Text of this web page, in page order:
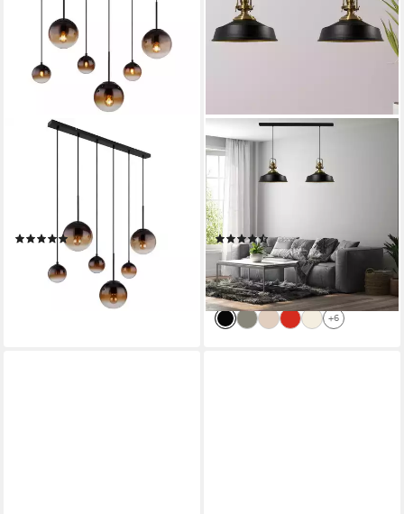
GLOBO LIGHTING
Hängeleuchte, Leuchtmittel
Wohnzimmerleuchte Glas
rauchfarben 6 Flammig H
117cm
(6)
lieferbar - in 3-4 Werktagen bei dir
BAMYUM
Pendelleuchte Asletl
Hängelampe aus Metall 2
Flammige, E27, Vintage
Lampe, ohne Leuchtmittel
(4)
114,00 € UVP169,90 €
-33%
lieferbar - in 3-4 Werktagen bei dir
+6